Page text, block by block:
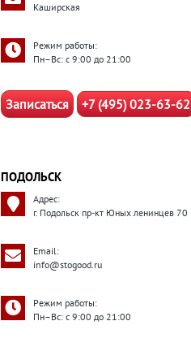
Каширская
Режим работы:
Пн–Вс: с 9:00 до 21:00
Записаться +7 (495) 023-63-62
ПОДОЛЬСК
Адрес:
г. Подольск пр-кт Юных ленинцев 70
Email:
info@stogood.ru
Режим работы:
Пн–Вс: с 9:00 до 21:00